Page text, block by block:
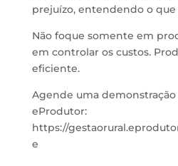
prejuízo, entendendo o
Não foque somente em
em controlar os custos.
eficiente.
Agende uma
eProdutor:
https://
e